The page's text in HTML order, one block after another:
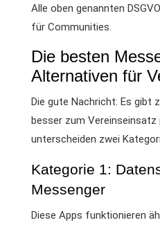
Alle oben genannten
für Communities.
Die besten
Alternativen für
Die gute Nachricht: Es gibt
besser zum Vereinseinsatz
unterscheiden zwei
Kategorie 1:
Messenger
Diese Apps funktionieren